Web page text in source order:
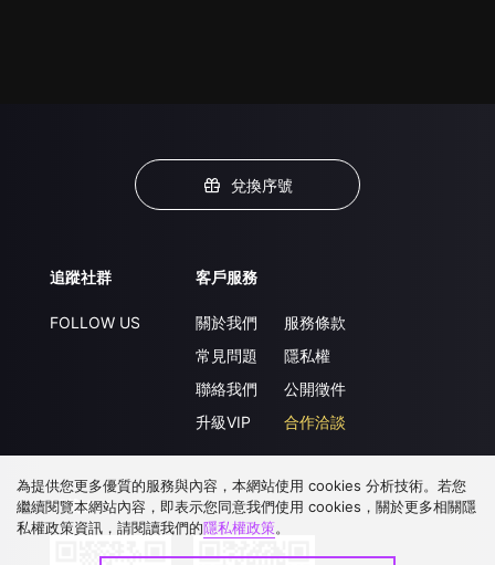
兌換序號
追蹤社群
FOLLOW US
客戶服務
關於我們
常見問題
聯絡我們
升級VIP
服務條款
隱私權
公開徵件
合作洽談
下載 APP
為提供您更多優質的服務與內容，本網站使用 cookies 分析技術。若您
繼續閱覽本網站內容，即表示您同意我們使用 cookies，關於更多相關隱
私權政策資訊，請閱讀我們的隱私權政策。